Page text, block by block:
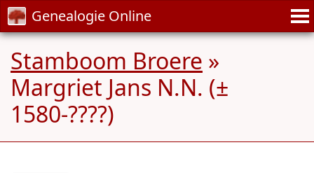
Genealogie Online
Stamboom Broere »
Margriet Jans N.N. (±
1580-????)